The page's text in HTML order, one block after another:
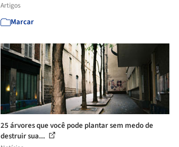
Artigos
Marcar
25 árvores que você pode plantar sem medo de
destruir sua...